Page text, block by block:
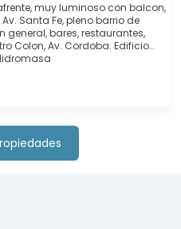
muy luminoso con balcon,
Santa Fe, pleno barrio de
general, bares, restaurantes,
Colon, Av. Cordoba. Edificio